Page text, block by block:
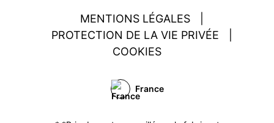
MENTIONS LÉGALES
PROTECTION DE LA VIE PRIVÉE
COOKIES
France